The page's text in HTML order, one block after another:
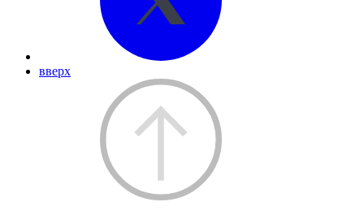
вверх